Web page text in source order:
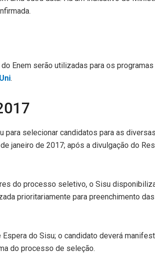
Enem serão utilizadas para os
.
para selecionar candidatos para as diversas
janeiro de 2017; após a divulgação do
do processo seletivo, o Sisu
prioritariamente para preenchimento
do Sisu; o candidato deverá
do processo de seleção.